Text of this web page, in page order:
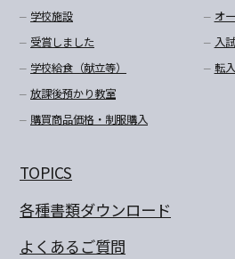
学校施設
受賞しました
学校給食（献立等）
放課後預かり教室
購買商品価格・制服購入
オ
入
転
TOPICS
各種書類ダウンロード
よくあるご質問